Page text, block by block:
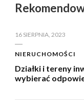
16 SIERPNIA, 2023
NIERUCHOMOŚCI
Działki i tereny
wybierać